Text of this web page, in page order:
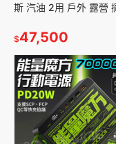
斯 汽油 2用 戶外 露營
$47,500